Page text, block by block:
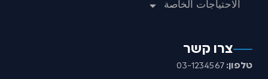
الاحتياجات الخاصة
צרו קשר
טלפון: 03-1234567